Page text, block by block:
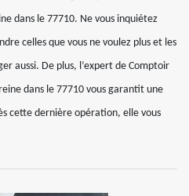
dans le 77710. Ne vous inquiétez
celles que vous ne voulez plus et les
aussi. De plus, l’expert de Comptoir
dans le 77710 vous garantit une
cette dernière opération, elle vous